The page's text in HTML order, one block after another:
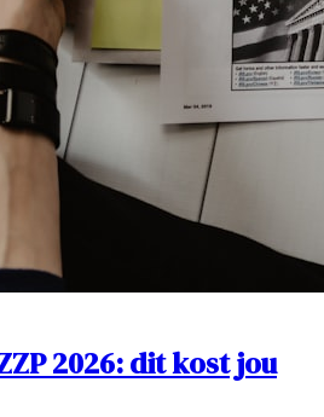
2026: dit kost jou